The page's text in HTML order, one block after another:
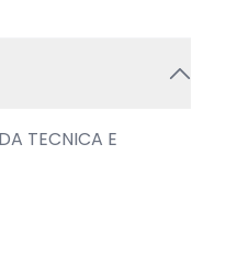
TECNICA E